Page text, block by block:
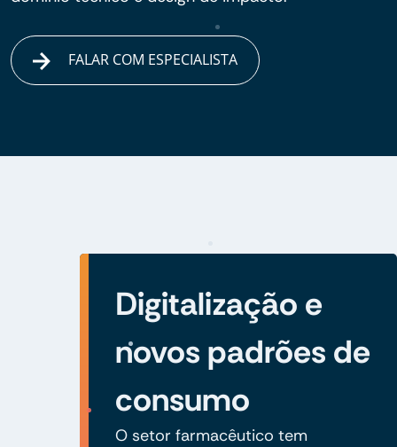
FALAR COM ESPECIALISTA
Digitalização e
novos padrões de
consumo
O setor farmacêutico tem